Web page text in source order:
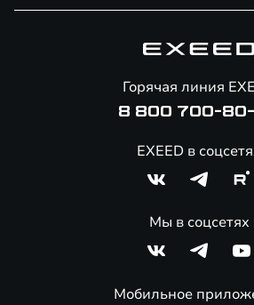
Помощь на дорогах
Мобильное
Горячая линия
8 800 700-
EXEED в
Мы в соцсетях